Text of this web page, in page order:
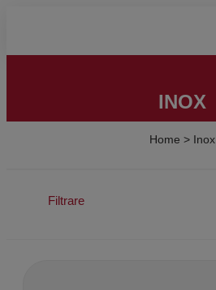
INOX
Home > Inox
Filtrare